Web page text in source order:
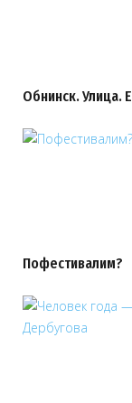
Обнинск. Улица.
Пофестивалим?